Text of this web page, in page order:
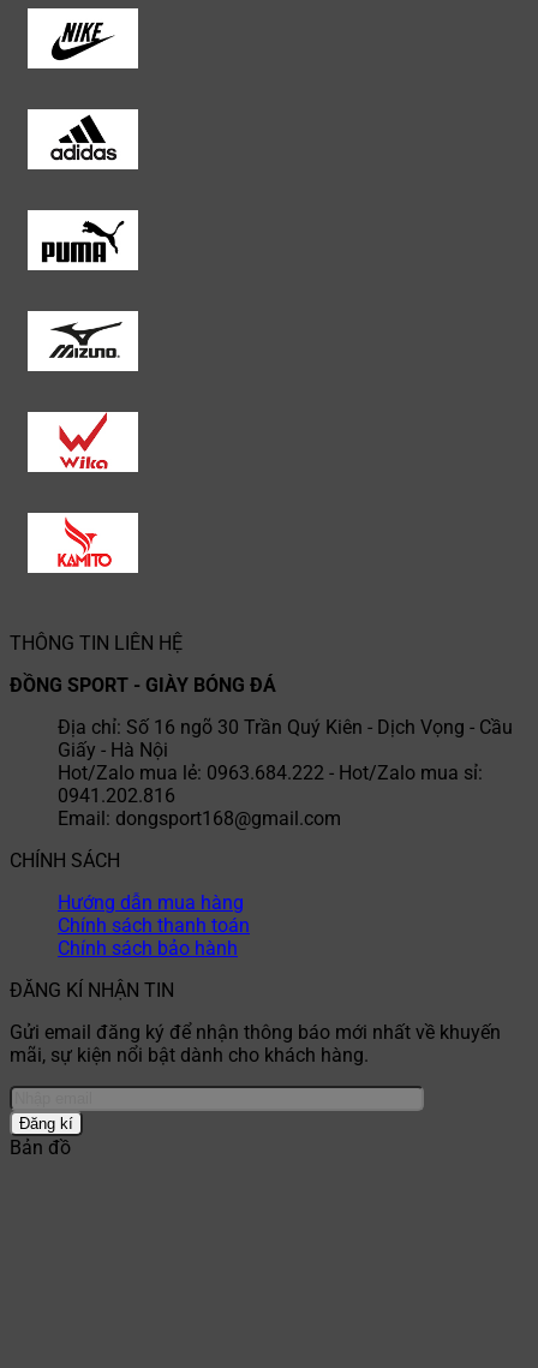
THÔNG TIN LIÊN HỆ
ĐỒNG SPORT - GIÀY BÓNG ĐÁ
Địa chỉ: Số 16 ngõ 30 Trần Quý Kiên - Dịch Vọng - Cầu
Giấy - Hà Nội
Hot/Zalo mua lẻ: 0963.684.222 - Hot/Zalo mua sỉ:
0941.202.816
Email: dongsport168@gmail.com
CHÍNH SÁCH
Hướng dẫn mua hàng
Chính sách thanh toán
Chính sách bảo hành
ĐĂNG KÍ NHẬN TIN
Gửi email đăng ký để nhận thông báo mới nhất về khuyến
mãi, sự kiện nổi bật dành cho khách hàng.
Bản đồ